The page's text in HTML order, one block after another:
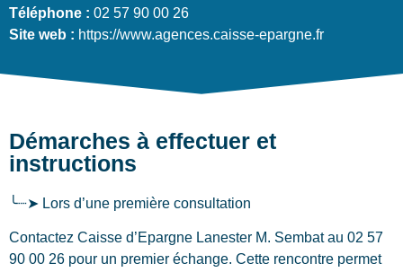
Téléphone : 02 57 90 00 26
Site web : https://www.agences.caisse-epargne.fr
Démarches à effectuer et
instructions
╰┈➤ Lors d’une première consultation
Contactez Caisse d’Epargne Lanester M. Sembat au 02 57
90 00 26 pour un premier échange. Cette rencontre permet